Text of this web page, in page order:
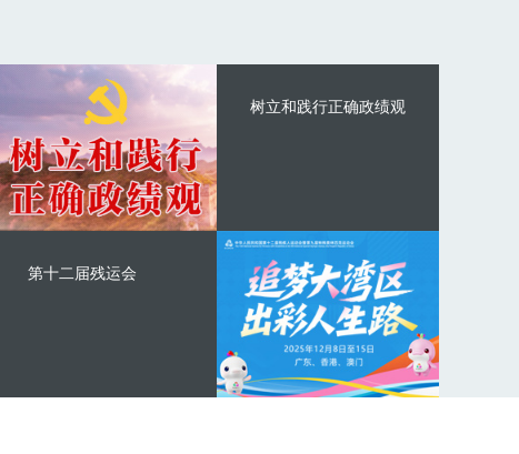
树立和践行正确政绩观
第十二届残运会